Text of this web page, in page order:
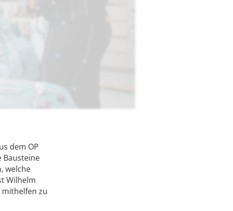
dem OP
Bausteine
welche
Wilhelm
mithelfen zu